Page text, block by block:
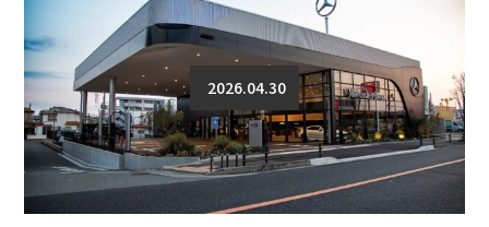
2026.04.30